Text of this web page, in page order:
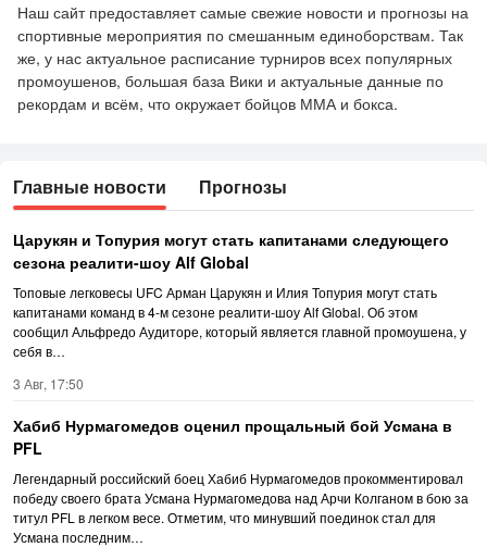
Наш сайт предоставляет самые свежие новости и прогнозы на
спортивные мероприятия по смешанным единоборствам. Так
же, у нас актуальное расписание турниров всех популярных
промоушенов, большая база Вики и актуальные данные по
рекордам и всём, что окружает бойцов ММА и бокса.
Главные новости Прогнозы
Царукян и Топурия могут стать капитанами следующего
сезона реалити-шоу Alf Global
Топовые легковесы UFC Арман Царукян и Илия Топурия могут стать
капитанами команд в 4-м сезоне реалити-шоу Alf Global. Об этом
сообщил Альфредо Аудиторе, который является главной промоушена, у
себя в…
3 Авг, 17:50
Хабиб Нурмагомедов оценил прощальный бой Усмана в
PFL
Легендарный российский боец Хабиб Нурмагомедов прокомментировал
победу своего брата Усмана Нурмагомедова над Арчи Колганом в бою за
титул PFL в легком весе. Отметим, что минувший поединок стал для
Усмана последним…